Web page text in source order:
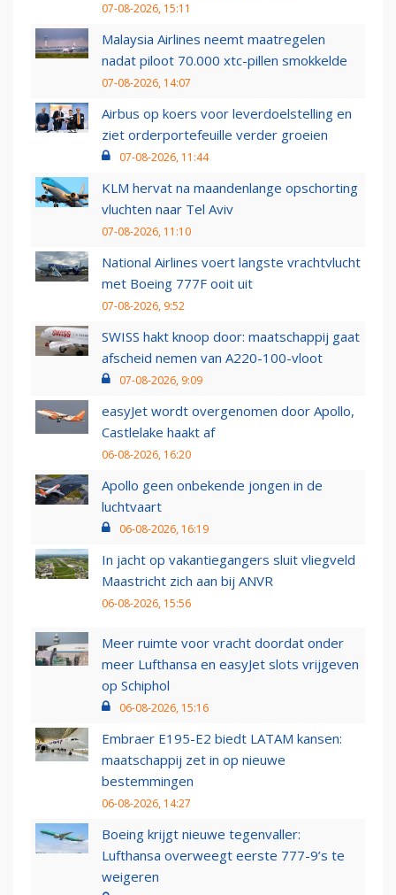
07-08-2026, 15:11
Malaysia Airlines neemt maatregelen
nadat piloot 70.000 xtc-pillen smokkelde
07-08-2026, 14:07
Airbus op koers voor leverdoelstelling en
ziet orderportefeuille verder groeien
07-08-2026, 11:44
KLM hervat na maandenlange opschorting
vluchten naar Tel Aviv
07-08-2026, 11:10
National Airlines voert langste vrachtvlucht
met Boeing 777F ooit uit
07-08-2026, 9:52
SWISS hakt knoop door: maatschappij gaat
afscheid nemen van A220-100-vloot
07-08-2026, 9:09
easyJet wordt overgenomen door Apollo,
Castlelake haakt af
06-08-2026, 16:20
Apollo geen onbekende jongen in de
luchtvaart
06-08-2026, 16:19
In jacht op vakantiegangers sluit vliegveld
Maastricht zich aan bij ANVR
06-08-2026, 15:56
Meer ruimte voor vracht doordat onder
meer Lufthansa en easyJet slots vrijgeven
op Schiphol
06-08-2026, 15:16
Embraer E195-E2 biedt LATAM kansen:
maatschappij zet in op nieuwe
bestemmingen
06-08-2026, 14:27
Boeing krijgt nieuwe tegenvaller:
Lufthansa overweegt eerste 777-9’s te
weigeren